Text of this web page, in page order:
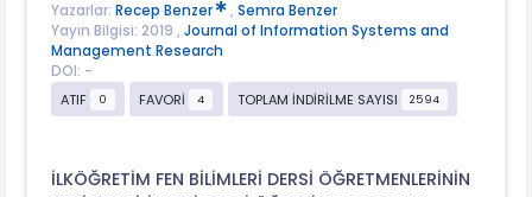
Yazarlar: Recep Benzer , Semra Benzer
Yayın Bilgisi: 2019 , Journal of Information Systems and
Management Research
DOI: -
ATIF
0 FAVORİ 4 TOPLAM İNDİRİLME SAYISI 2594
İLKÖĞRETİM FEN BİLİMLERİ DERSİ ÖĞRETMENLERİNİN